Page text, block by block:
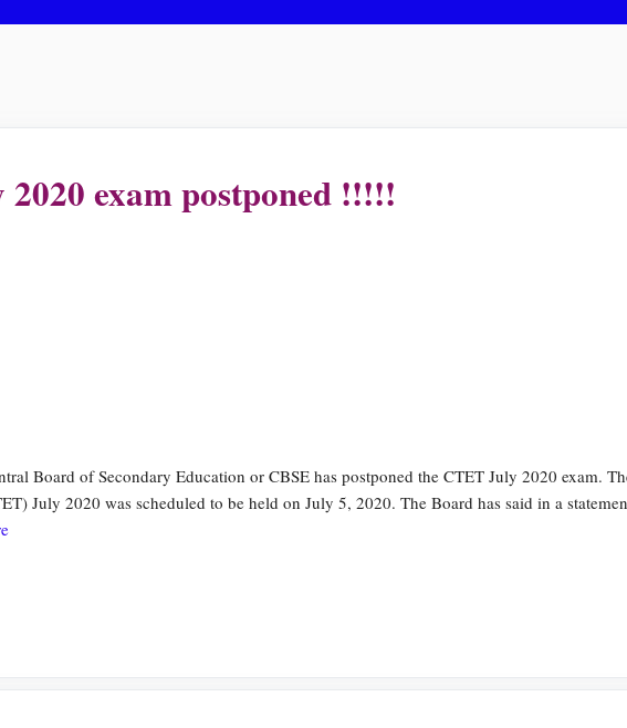
exam postponed !!!!!
Board of Secondary Education or CBSE has postponed the CTET July 2020 exam.
July 2020 was scheduled to be held on July 5, 2020. The Board has said in a